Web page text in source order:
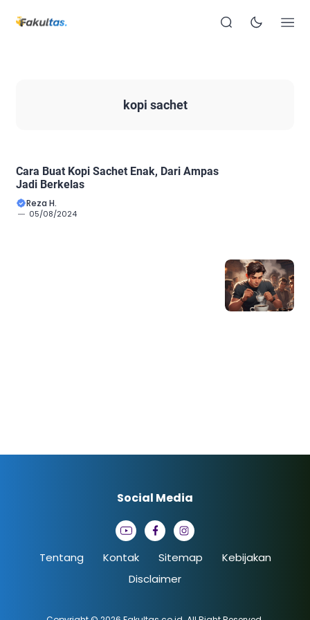
kopi sachet
Cara Buat Kopi Sachet Enak, Dari Ampas
Jadi Berkelas
Reza H.
05/08/2024
Tentang Kontak Sitemap
Kebijakan
Disclaimer
Social Media